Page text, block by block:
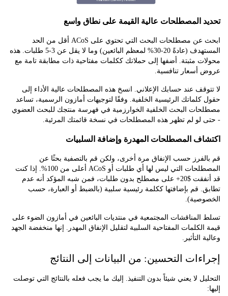
المصطلحات عالية القيمة على نطاق واسع
ابحث عن مصطلحات البحث التي تحتوي على ACoS أقل من الحد
المستهدف (عادةً 20-30% لمعظم البائعين) وما لا يقل عن 3-5 طلبات. هذه
مثبتة. أضفها إلى حملاتك ككلمات مفتاحية ذات مطابقة تامة مع
تنافسية.
عند حسابك الإعلاني. انسخ هذه المصطلحات عالية الأداء إلى
الرئيسية الخلفية. وفقًا لتوجيهات أمازون الرسمية، تساعد
البحث الخلفية الخوارزمية في فهرسة منتجك للبحث العضوي
لم تظهر هذه المصطلحات في نسخة قائمتك المرئية.
المصطلحات المهدرة وإضافة السلبيات
حسب الإنفاق مرة أخرى، ولكن قم بالتصفية بحثًا عن
المصطلحات التي ليس لها أي طلبات أو ACoS أعلى من 100%. إذا كنت
قد أنفقت $20+ على مصطلح بدون طلبات، فمن شبه المؤكد أنه عدم
قم بإضافتها ككلمة رئيسية سلبية (بالضبط أو العبارة، حسب
المجتمعية في منتديات البائعين في أمازون الضوء على
المفتاحية السلبية لتقليل الإنفاق المهدر. إنها منخفضة الجهد
التحسين: من البيانات إلى النتائج
لا يعني شيئاً بدون التنفيذ. إليك ما يجب فعله بالنتائج التي توصلت